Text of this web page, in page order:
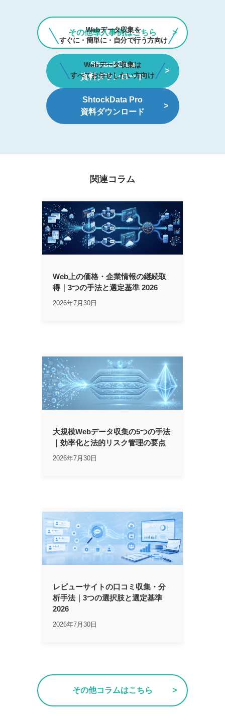
その他導入事例はこちら
Webデータ収集を
すぐに・簡単に・自分で行う方向け
ShtockData
資料ダウンロード
Webデータ収集は
すべてお任せしたい方向け
ShtockData Pro
資料ダウンロード
関連コラム
Web上の価格・企業情報の継続取
得｜3つの手法と選定基準 2026
2026年7月30日
大規模Webデータ収集の5つの手法
｜効率化と法的リスク管理の要点
2026年7月30日
レビューサイトの口コミ収集・分
析手法｜3つの選択肢と選定基準
2026
2026年7月30日
その他コラムはこちら